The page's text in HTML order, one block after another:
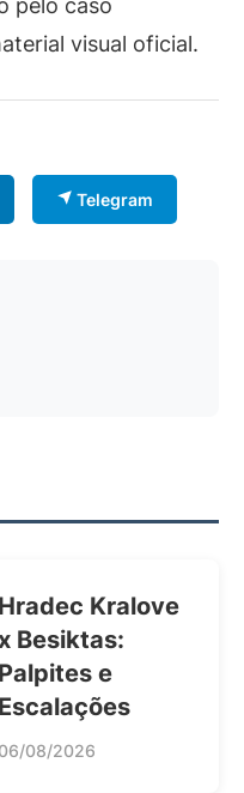
pelo caso
visual oficial.
Telegram
Hradec Kralove
Besiktas:
Palpites e
Escalações
06/08/2026